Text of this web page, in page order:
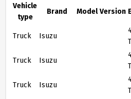
Vehicle
type
Brand Model Version
Truck Isuzu
Truck Isuzu
Truck Isuzu